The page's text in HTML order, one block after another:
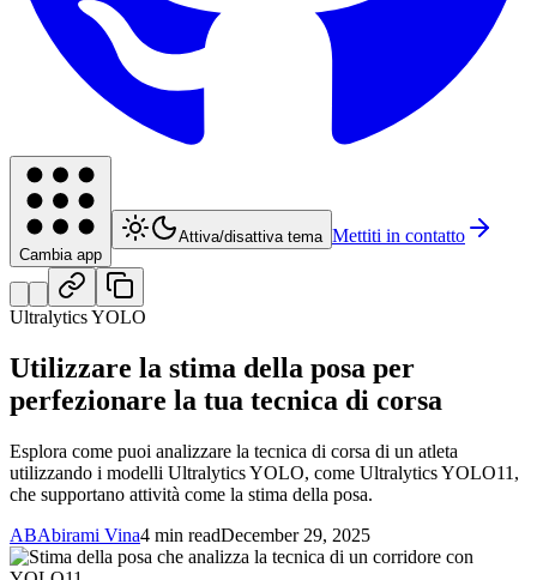
Cambia app
Attiva/disattiva tema Mettiti in contatto
Ultralytics YOLO
Utilizzare la stima della posa per
perfezionare la tua tecnica di corsa
Esplora come puoi analizzare la tecnica di corsa di un atleta
utilizzando i modelli Ultralytics YOLO, come Ultralytics YOLO11,
che supportano attività come la stima della posa.
ABAbirami Vina4 min readDecember 29, 2025